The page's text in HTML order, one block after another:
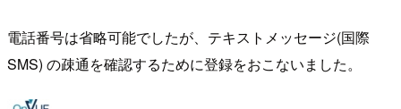
電話番号は省略可能でしたが、テキストメッセージ(国際
SMS) の疎通を確認するために登録をおこないました。